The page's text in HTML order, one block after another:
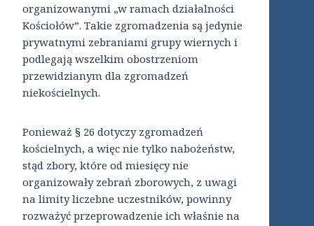
organizowanymi „w ramach działalności
Kościołów”. Takie zgromadzenia są jedynie
prywatnymi zebraniami grupy wiernych i
podlegają wszelkim obostrzeniom
przewidzianym dla zgromadzeń
niekościelnych.
Ponieważ § 26 dotyczy zgromadzeń
kościelnych, a więc nie tylko nabożeństw,
stąd zbory, które od miesięcy nie
organizowały zebrań zborowych, z uwagi
na limity liczebne uczestników, powinny
rozważyć przeprowadzenie ich właśnie na